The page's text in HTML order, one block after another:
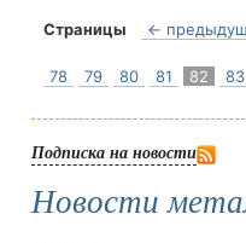
Страницы ←
78 79 80 81 82 83
Подписка на новости
Новости